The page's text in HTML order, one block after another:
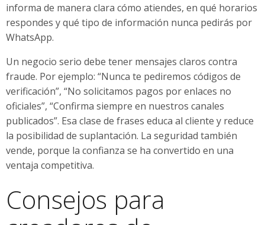
informa de manera clara cómo atiendes, en qué horarios
respondes y qué tipo de información nunca pedirás por
WhatsApp.
Un negocio serio debe tener mensajes claros contra
fraude. Por ejemplo: “Nunca te pediremos códigos de
verificación”, “No solicitamos pagos por enlaces no
oficiales”, “Confirma siempre en nuestros canales
publicados”. Esa clase de frases educa al cliente y reduce
la posibilidad de suplantación. La seguridad también
vende, porque la confianza se ha convertido en una
ventaja competitiva.
Consejos para